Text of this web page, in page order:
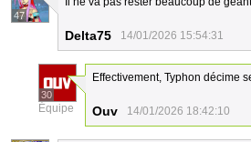
47
Delta75 14/01/2026 15:54:31
30
Équipe
Effectivement, Typhon décime
Ouv 14/01/2026 18:42:10